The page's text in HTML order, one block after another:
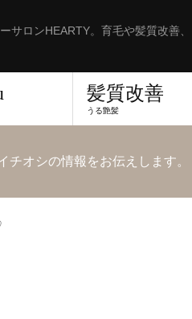
サロンHEARTY。育毛や髪質改善
髪質改善
うる艶髪
オシの情報をお伝えします。